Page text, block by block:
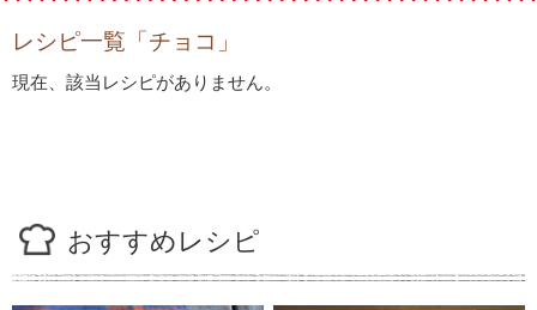
レシピ一覧「チョコ」
現在、該当レシピがありません。
おすすめレシピ